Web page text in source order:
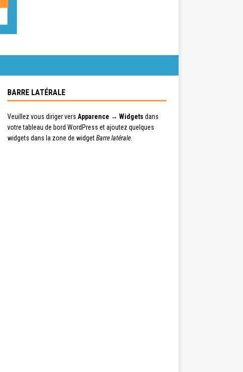
BARRE LATÉRALE
Veuillez vous diriger vers Apparence → Widgets dans
votre tableau de bord WordPress et ajoutez quelques
widgets dans la zone de widgetBarre latérale.